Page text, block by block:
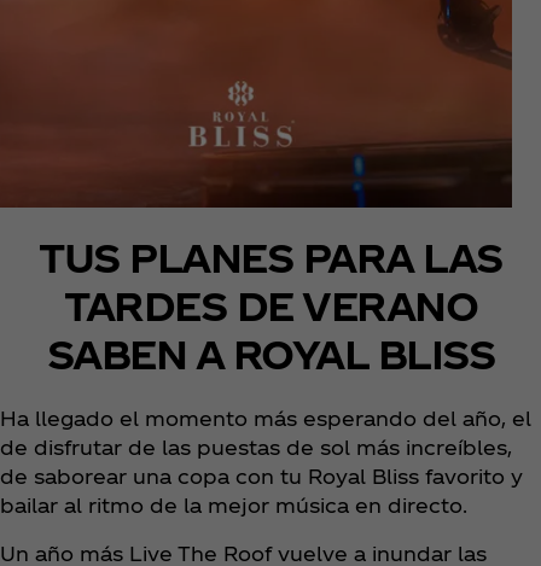
TUS PLANES PARA LAS
TARDES DE VERANO
SABEN A ROYAL BLISS
Ha llegado el momento más esperando del año, el
de disfrutar de las puestas de sol más increíbles,
de saborear una copa con tu Royal Bliss favorito y
bailar al ritmo de la mejor música en directo.
Un año más Live The Roof vuelve a inundar las